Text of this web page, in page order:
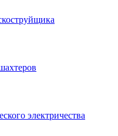
электричества